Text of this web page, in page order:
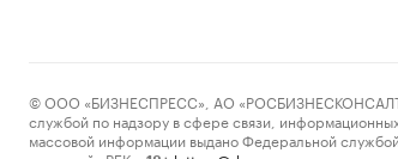
© ООО «БИЗНЕСПРЕСС», АО
службой по надзору в сфере связи,
массовой информации выдано Федеральной